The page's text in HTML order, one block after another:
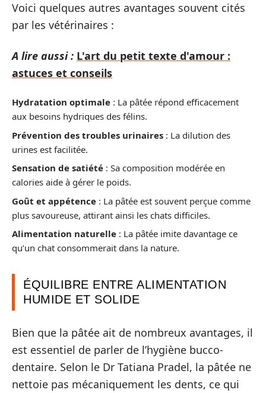
Voici quelques autres avantages souvent cités
par les vétérinaires :
A lire aussi : L'art du petit texte d'amour :
astuces et conseils
Hydratation optimale : La pâtée répond efficacement
aux besoins hydriques des félins.
Prévention des troubles urinaires : La dilution des
urines est facilitée.
Sensation de satiété : Sa composition modérée en
calories aide à gérer le poids.
Goût et appétence : La pâtée est souvent perçue comme
plus savoureuse, attirant ainsi les chats difficiles.
Alimentation naturelle : La pâtée imite davantage ce
qu’un chat consommerait dans la nature.
ÉQUILIBRE ENTRE ALIMENTATION
HUMIDE ET SOLIDE
Bien que la pâtée ait de nombreux avantages, il
est essentiel de parler de l’hygiène bucco-
dentaire. Selon le Dr Tatiana Pradel, la pâtée ne
nettoie pas mécaniquement les dents, ce qui